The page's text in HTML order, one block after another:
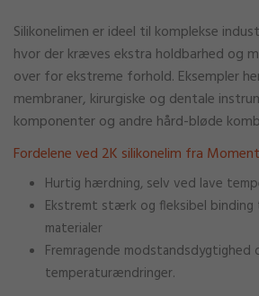
Silikonelimen er ideel til komplekse
hvor der kræves ekstra holdbarhed og
over for ekstreme forhold. Eksempler
membraner, kirurgiske og dentale
komponenter og andre hård-bløde
Fordelene ved 2K silikonelim fra
Hurtig hærdning, selv ved lave
Ekstremt stærk og fleksibel binding
materialer
Fremragende modstandsdygtighed
temperaturændringer.